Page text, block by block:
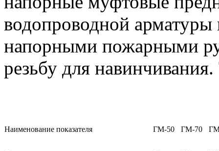
водопроводной арматуры
напорными пожарными
резьбу для
Наименование показателя ГМ-50 ГМ-70